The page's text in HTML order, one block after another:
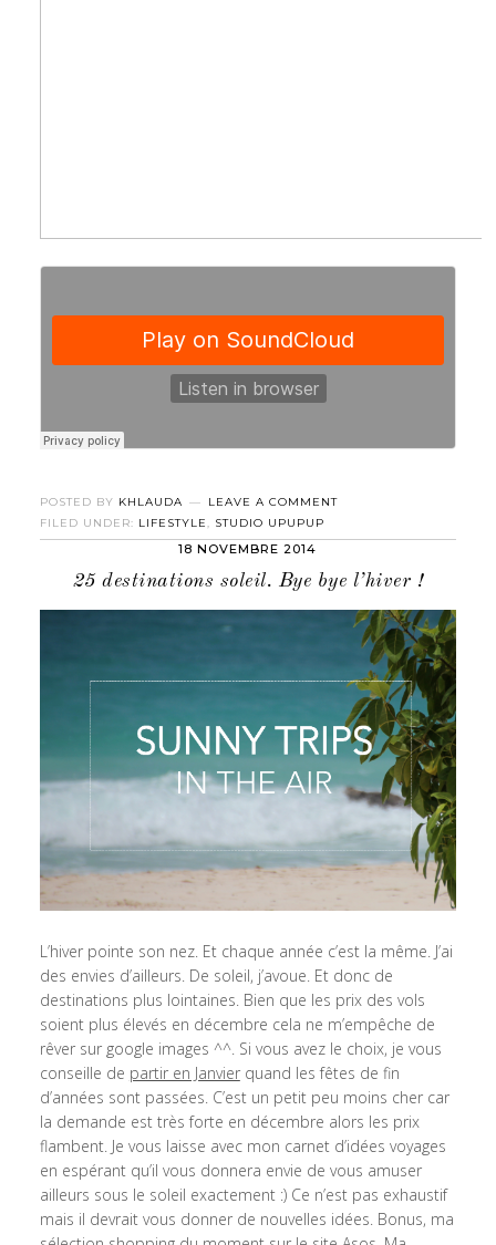
POSTED BY KHLAUDA
LEAVE A COMMENT
FILED UNDER: LIFESTYLE, STUDIO UPUPUP
18 NOVEMBRE 2014
25 destinations soleil. Bye bye l’hiver !
L’hiver pointe son nez. Et chaque année c’est la même. J’ai
des envies d’ailleurs. De soleil, j’avoue. Et donc de
destinations plus lointaines. Bien que les prix des vols
soient plus élevés en décembre cela ne m’empêche de
rêver sur google images ^^. Si vous avez le choix, je vous
conseille de partir en Janvierquand les fêtes de fin
d’années sont passées. C’est un petit peu moins cher car
la demande est très forte en décembre alors les prix
flambent. Je vous laisse avec mon carnet d’idées voyages
en espérant qu’il vous donnera envie de vous amuser
ailleurs sous le soleil exactement :) Ce n’est pas exhaustif
mais il devrait vous donner de nouvelles idées. Bonus, ma